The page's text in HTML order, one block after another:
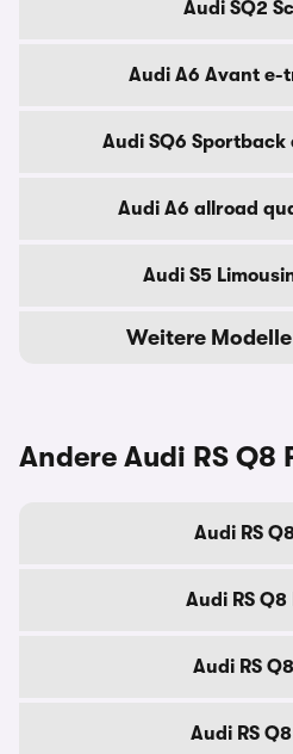
Audi SQ2
Audi A6 Avant e-
Audi SQ6
Audi A6 allroad
Audi S5
Weitere
Andere Audi RS Q8
Audi RS
Audi RS
Audi RS
Audi RS